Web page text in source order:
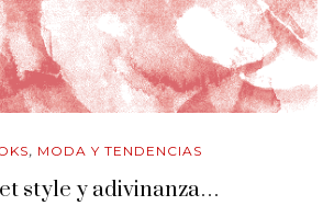
, MODA Y TENDENCIAS
style y adivinanza…